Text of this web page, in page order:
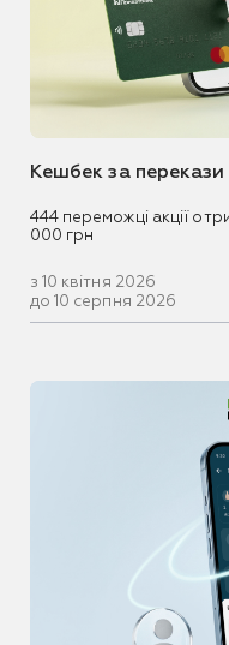
Кешбек за
444 переможці акції
000 грн
з 10 квітня 2026
до 10 серпня 2026